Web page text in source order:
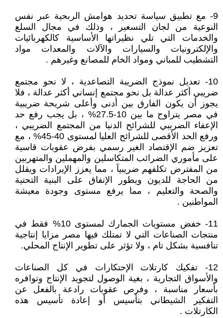
9- مع تطبيق سياسة تحديد هوامش الربحية عبر نفس
النوعية من لجان التسعير ، وذلك في مجال السلع
والخدمات التي تلي نظيراتها الأساسية كالكهربائيات
والإلكترونيات والسيارات والآلات والمعدات مواد
التشطيب للمباني ومواد الخام للمصانع وغيرهم .
10- تعديل نموذج الضريبة التصاعدية ، لا نحو مجتمع
ضريبي أكثر عدالة بل نحو مجتمع إنساني أكثر عدالة ، فلا
يجوز أن يكون الفارق بين أدنى وأعلى شريحة ضريبية
في مصر يتراوح ما بين 10-27.5% ، بل يجب رفع حد
الإعفاء الضريبي للشرائح الدنيا من المجتمع الضريبي ،
ورفع الحد الأقصى للشرائح العليا لمستوى 40-45% ، مع
تعزيز ضم الإقتصاد الغير رسمي بفرض عقوبات قاسية
على مأموري الضرائب المتكاسلين والمهملين والمتهربين
من المفترض تكلفهم ضريبيآ ، مما يعزز الإيرادات ويقلل
من الحاجة للديون ويطور الإنفاق على البنية التحتية
والصحة والتعليم ، مما يرفع مستوى وجودة معيشة
المواطنين .
11- خفض مستويات الجمارك لمستوى 10% فقط في
منتجات الصناعات التي لا تمتلك فيها مصر مزايا إنتاجية
تنافسية بشكل تام ، ولا تؤثر على تطوير الإنتاج المحلي.
12- تفكيك كارتلات الإحتكارات في كل الصناعات
والأسواق التجارية ، بغية الوصول لتجويد الإنتاج وتوافره
بأسعار مناسبة ، وفرص عقوبات رادعة بالفعل عن
التفكير الشيطاني بتأسيس أو إعادة تأسيس هذه
الكارتلات .